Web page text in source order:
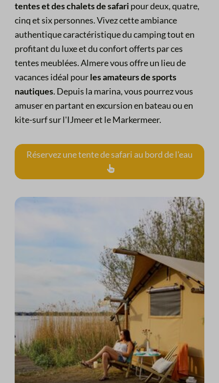
tentes et des chalets de safari pour deux, quatre,
cinq et six personnes. Vivez cette ambiance
authentique caractéristique du camping tout en
profitant du luxe et du confort offerts par ces
tentes meublées. Almere vous offre un lieu de
vacances idéal pourles amateurs de sports
nautiques. Depuis la marina, vous pourrez vous
amuser en partant en excursion en bateau ou en
kite-surf sur l'IJmeer et le Markermeer.
Réservez une tente de safari au bord de l'eau